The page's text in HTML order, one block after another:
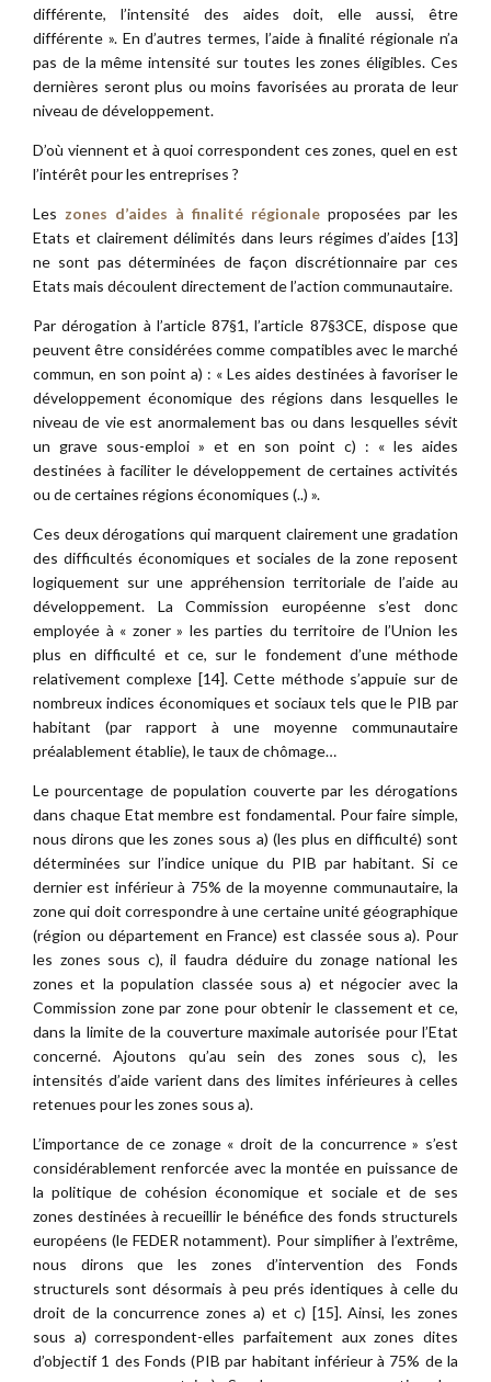
différente, l’intensité des aides doit, elle aussi, être
différente ». En d’autres termes, l’aide à finalité régionale n’a
pas de la même intensité sur toutes les zones éligibles. Ces
dernières seront plus ou moins favorisées au prorata de leur
niveau de développement.
D’où viennent et à quoi correspondent ces zones, quel en est
l’intérêt pour les entreprises ?
Les zones d’aides à finalité régionale proposées par les
Etats et clairement délimités dans leurs régimes d’aides [13]
ne sont pas déterminées de façon discrétionnaire par ces
Etats mais découlent directement de l’action communautaire.
Par dérogation à l’article 87§1, l’article 87§3CE, dispose que
peuvent être considérées comme compatibles avec le marché
commun, en son point a) : « Les aides destinées à favoriser le
développement économique des régions dans lesquelles le
niveau de vie est anormalement bas ou dans lesquelles sévit
un grave sous-emploi » et en son point c) : « les aides
destinées à faciliter le développement de certaines activités
ou de certaines régions économiques (..) ».
Ces deux dérogations qui marquent clairement une gradation
des difficultés économiques et sociales de la zone reposent
logiquement sur une appréhension territoriale de l’aide au
développement. La Commission européenne s’est donc
employée à « zoner » les parties du territoire de l’Union les
plus en difficulté et ce, sur le fondement d’une méthode
relativement complexe [14]. Cette méthode s’appuie sur de
nombreux indices économiques et sociaux tels que le PIB par
habitant (par rapport à une moyenne communautaire
préalablement établie), le taux de chômage…
Le pourcentage de population couverte par les dérogations
dans chaque Etat membre est fondamental. Pour faire simple,
nous dirons que les zones sous a) (les plus en difficulté) sont
déterminées sur l’indice unique du PIB par habitant. Si ce
dernier est inférieur à 75% de la moyenne communautaire, la
zone qui doit correspondre à une certaine unité géographique
(région ou département en France) est classée sous a). Pour
les zones sous c), il faudra déduire du zonage national les
zones et la population classée sous a) et négocier avec la
Commission zone par zone pour obtenir le classement et ce,
dans la limite de la couverture maximale autorisée pour l’Etat
concerné. Ajoutons qu’au sein des zones sous c), les
intensités d’aide varient dans des limites inférieures à celles
retenues pour les zones sous a).
L’importance de ce zonage « droit de la concurrence » s’est
considérablement renforcée avec la montée en puissance de
la politique de cohésion économique et sociale et de ses
zones destinées à recueillir le bénéfice des fonds structurels
européens (le FEDER notamment). Pour simplifier à l’extrême,
nous dirons que les zones d’intervention des Fonds
structurels sont désormais à peu prés identiques à celle du
droit de la concurrence zones a) et c) [15]. Ainsi, les zones
sous a) correspondent-elles parfaitement aux zones dites
d’objectif 1 des Fonds (PIB par habitant inférieur à 75% de la